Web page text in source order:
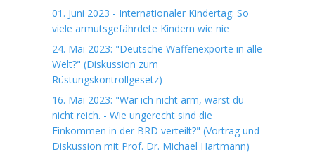
01. Juni 2023 - Internationaler Kindertag: So
viele armutsgefährdete Kindern wie nie
24. Mai 2023: "Deutsche Waffenexporte in alle
Welt?" (Diskussion zum
Rüstungskontrollgesetz)
16. Mai 2023: "Wär ich nicht arm, wärst du
nicht reich. - Wie ungerecht sind die
Einkommen in der BRD verteilt?" (Vortrag und
Diskussion mit Prof. Dr. Michael Hartmann)